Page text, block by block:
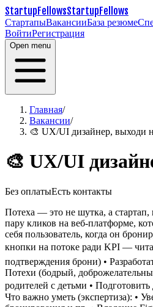
StartupFellowsStartupFellows
СтартапыВакансииБаза резюме
ВойтиРегистрация
Open menu
Главная/
Вакансии/
🎨 UX/UI дизайнер, выходи
🎨 UX/UI
Без оплатыЕсть контакты
Потеха — это не шутка, а стартап,
пару кликов на веб-платформе,
себя пользователь, когда он
кнопки на потоке ради KPI —
подтверждения брони) •
Потехи (бодрый,
родителей с детьми •
Что важно уметь (экспертиза): •